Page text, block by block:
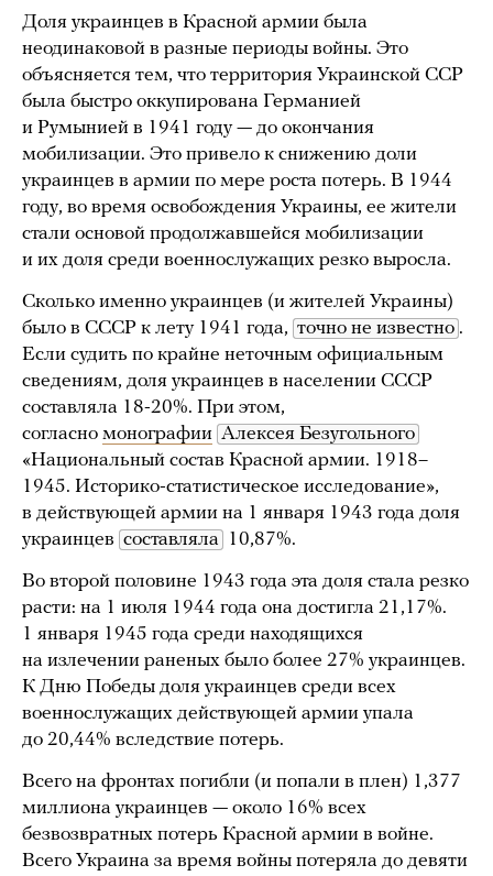
Доля украинцев в Красной армии была
неодинаковой в разные периоды войны. Это
объясняется тем, что территория Украинской ССР
была быстро оккупирована Германией
и Румынией в 1941 году — до окончания
мобилизации. Это привело к снижению доли
украинцев в армии по мере роста потерь. В 1944
году, во время освобождения Украины, ее жители
стали основой продолжавшейся мобилизации
и их доля среди военнослужащих резко выросла.
Сколько именно украинцев (и жителей Украины)
было в СССР к лету 1941 года, точно не известно .
Если судить по крайне неточным официальным
сведениям, доля украинцев в населении СССР
составляла 18-20%. При этом,
согласно монографии Алексея Безугольного
«Национальный состав Красной армии. 1918–
1945. Историко-статистическое исследование»,
в действующей армии на 1 января 1943 года доля
украинцев составляла
10,87%.
Во второй половине 1943 года эта доля стала резко
расти: на 1 июля 1944 года она достигла 21,17%.
1 января 1945 года среди находящихся
на излечении раненых было более 27% украинцев.
К Дню Победы доля украинцев среди всех
военнослужащих действующей армии упала
до 20,44% вследствие потерь.
Всего на фронтах погибли (и попали в плен) 1,377
миллиона украинцев — около 16% всех
безвозвратных потерь Красной армии в войне.
Всего Украина за время войны потеряла до девяти